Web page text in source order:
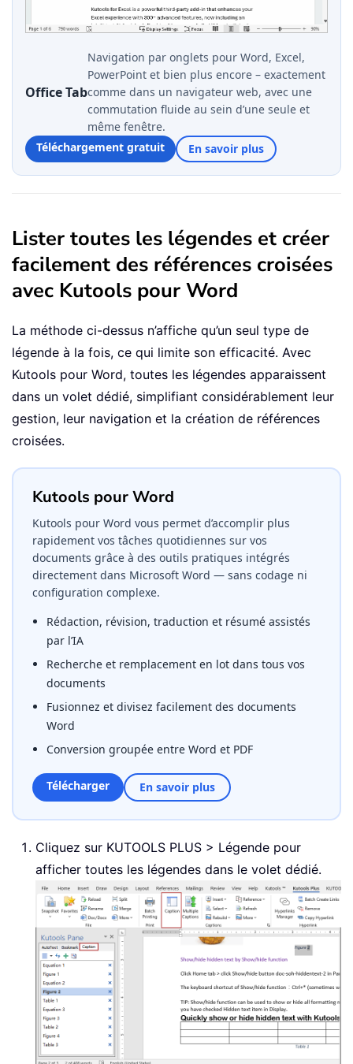
Office Tab
Navigation par onglets pour Word, Excel,
PowerPoint et bien plus encore – exactement
comme dans un navigateur web, avec une
commutation fluide au sein d’une seule et
même fenêtre.
Téléchargement gratuit
En savoir plus
Lister toutes les légendes et créer
facilement des références croisées
avec Kutools pour Word
La méthode ci-dessus n’affiche qu’un seul type de
légende à la fois, ce qui limite son efficacité. Avec
Kutools pour Word, toutes les légendes apparaissent
dans un volet dédié, simplifiant considérablement leur
gestion, leur navigation et la création de références
croisées.
Kutools pour Word
Kutools pour Word vous permet d’accomplir plus
rapidement vos tâches quotidiennes sur vos
documents grâce à des outils pratiques intégrés
directement dans Microsoft Word — sans codage ni
configuration complexe.
Rédaction, révision, traduction et résumé assistés
par l’IA
Recherche et remplacement en lot dans tous vos
documents
Fusionnez et divisez facilement des documents
Word
Conversion groupée entre Word et PDF
Télécharger En savoir plus
Cliquez sur KUTOOLS PLUS > Légende pour
afficher toutes les légendes dans le volet dédié.